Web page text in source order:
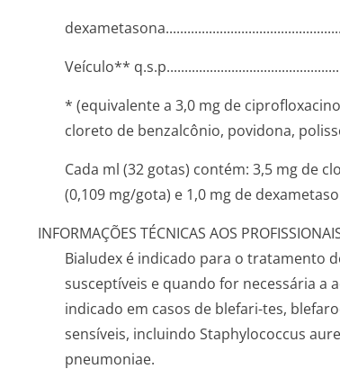
Veículo**
* (equivalente a 3,0 mg de
cloreto de benzalcônio, povidona,
Cada ml (32 gotas) contém: 3,5 mg de
(0,109 mg/gota) e 1,0 mg de
INFORMAÇÕES TÉCNICAS AOS
Bialudex é indicado para o tratamento
susceptíveis e quando for necessária a
indicado em casos de blefari-tes,
sensíveis, incluindo Staphylococcus
pneumoniae.